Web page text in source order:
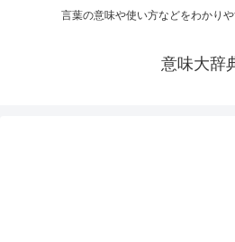
言葉の意味や使い方などをわかりや
意味大辞